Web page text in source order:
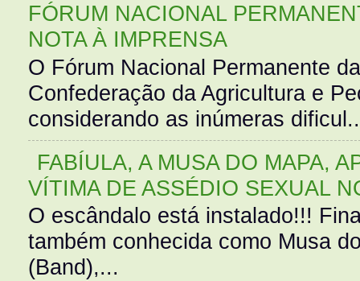
FÓRUM NACIONAL
NOTA À IMPRENSA
O Fórum Nacional Permanente
Confederação da Agricultura e
considerando as inúmeras
FABÍULA, A MUSA DO MAPA,
VÍTIMA DE ASSÉDIO SEXUAL
O escândalo está instalado!!!
também conhecida como Musa
(Band),...